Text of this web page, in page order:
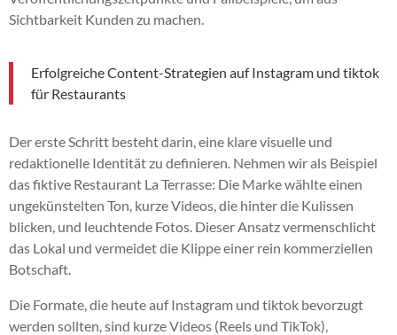
Sichtbarkeit Kunden zu machen.
Erfolgreiche Content-Strategien auf Instagram und tiktok
für Restaurants
Der erste Schritt besteht darin, eine klare visuelle und
redaktionelle Identität zu definieren. Nehmen wir als Beispiel
das fiktive Restaurant La Terrasse: Die Marke wählte einen
ungekünstelten Ton, kurze Videos, die hinter die Kulissen
blicken, und leuchtende Fotos. Dieser Ansatz vermenschlicht
das Lokal und vermeidet die Klippe einer rein kommerziellen
Botschaft.
Die Formate, die heute auf Instagram und tiktok bevorzugt
werden sollten, sind kurze Videos (Reels und TikTok),